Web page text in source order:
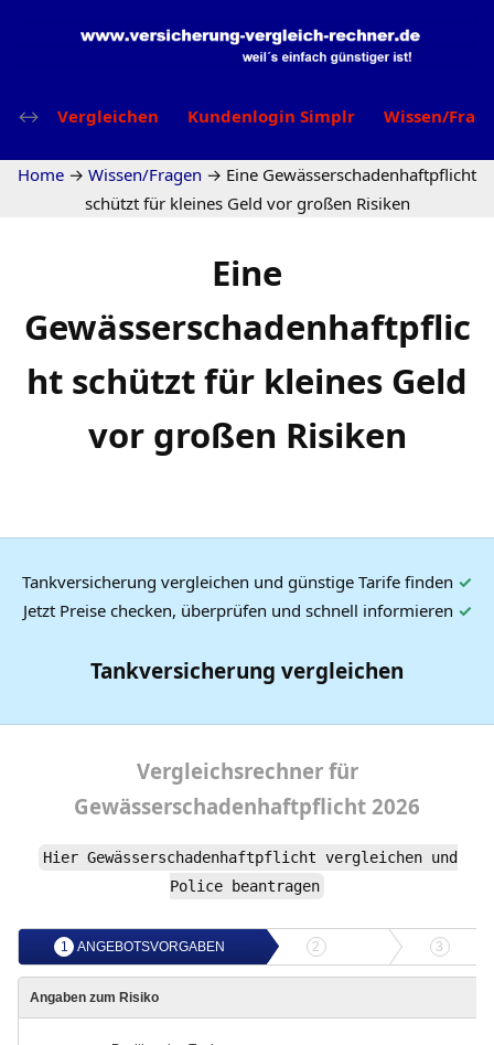
Vergleichen Kundenlogin Simplr Wissen/
Home → Wissen/Fragen → Eine Gewässerschadenhaftpflicht
schützt für kleines Geld vor großen Risiken
Eine
Gewässerschadenhaftpflic
ht schützt für kleines Geld
vor großen Risiken
Tankversicherung vergleichen und günstige Tarife finden ✓
Jetzt Preise checken, überprüfen und schnell informieren ✓
Tankversicherung vergleichen
Vergleichsrechnerfür
Gewässerschadenhaftpflicht 2026
Hier Gewässerschadenhaftpflicht vergleichen und
Police beantragen